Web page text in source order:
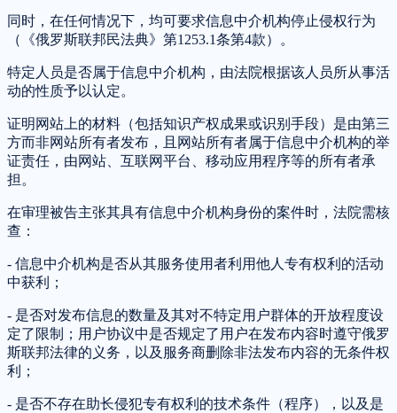
同时，在任何情况下，均可要求信息中介机构停止侵权行为
（《俄罗斯联邦民法典》第1253.1条第4款）。
特定人员是否属于信息中介机构，由法院根据该人员所从事活
动的性质予以认定。
证明网站上的材料（包括知识产权成果或识别手段）是由第三
方而非网站所有者发布，且网站所有者属于信息中介机构的举
证责任，由网站、互联网平台、移动应用程序等的所有者承
担。
在审理被告主张其具有信息中介机构身份的案件时，法院需核
查：
- 信息中介机构是否从其服务使用者利用他人专有权利的活动
中获利；
- 是否对发布信息的数量及其对不特定用户群体的开放程度设
定了限制；用户协议中是否规定了用户在发布内容时遵守俄罗
斯联邦法律的义务，以及服务商删除非法发布内容的无条件权
利；
- 是否不存在助长侵犯专有权利的技术条件（程序），以及是